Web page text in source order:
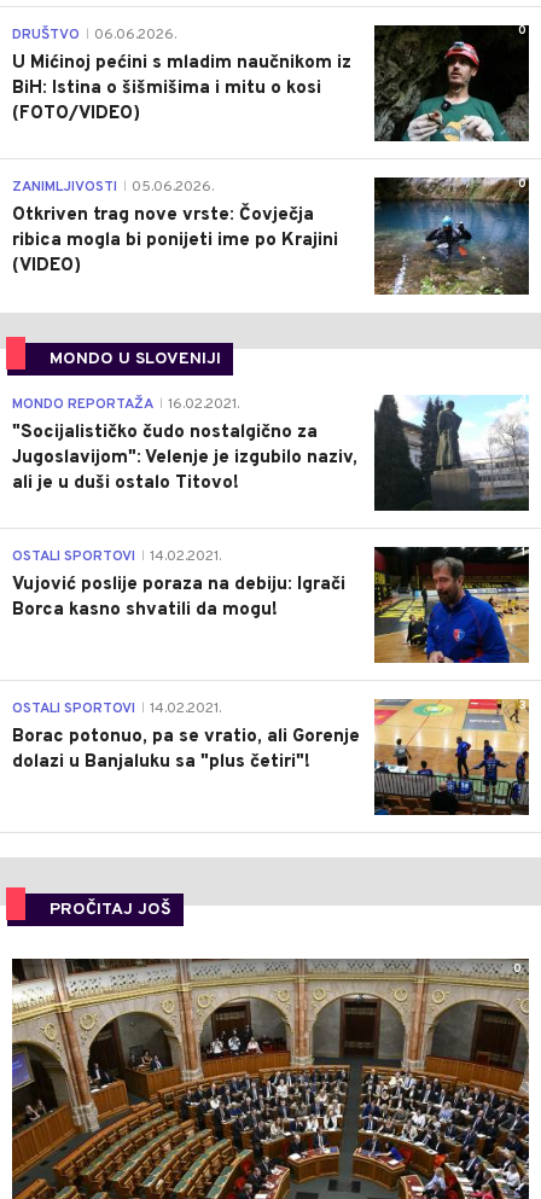
0
DRUŠTVO 06.06.2026.
U Mićinoj pećini s mladim naučnikom iz
BiH: Istina o šišmišima i mitu o kosi
(FOTO/VIDEO)
0
ZANIMLJIVOSTI 05.06.2026.
Otkriven trag nove vrste: Čovječja
ribica mogla bi ponijeti ime po Krajini
(VIDEO)
MONDO U SLOVENIJI
4
MONDO REPORTAŽA 16.02.2021.
"Socijalističko čudo nostalgično za
Jugoslavijom": Velenje je izgubilo naziv,
ali je u duši ostalo Titovo!
1
OSTALI SPORTOVI 14.02.2021.
Vujović poslije poraza na debiju: Igrači
Borca kasno shvatili da mogu!
3
OSTALI SPORTOVI 14.02.2021.
Borac potonuo, pa se vratio, ali Gorenje
dolazi u Banjaluku sa "plus četiri"!
PROČITAJ JOŠ
0